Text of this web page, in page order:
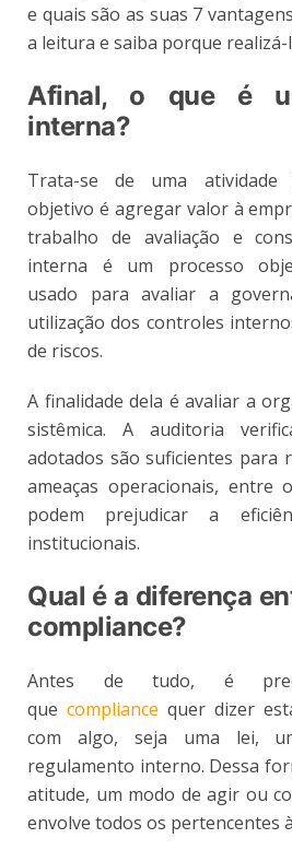
e quais são as suas 7
a leitura e saiba porque
Afinal, o que é
interna?
Trata-se de uma atividade
objetivo é agregar valor à
trabalho de avaliação e
interna é um processo
usado para avaliar a
utilização dos controles
de riscos.
A finalidade dela é avaliar a
sistêmica. A auditoria
adotados são suficientes para
ameaças operacionais, entre
podem prejudicar a
institucionais.
Qual é a diferença
compliance?
Antes de tudo, é
que compliance quer dizer
com algo, seja uma lei,
regulamento interno. Dessa
atitude, um modo de agir ou
envolve todos os pertencentes